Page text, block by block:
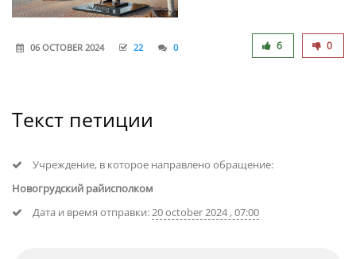
06 OCTOBER 2024 22 0 6 0
Текст петиции
Учреждение, в которое направлено обращение:
Новогрудский райисполком
Дата и время отправки:20 october 2024 , 07:00